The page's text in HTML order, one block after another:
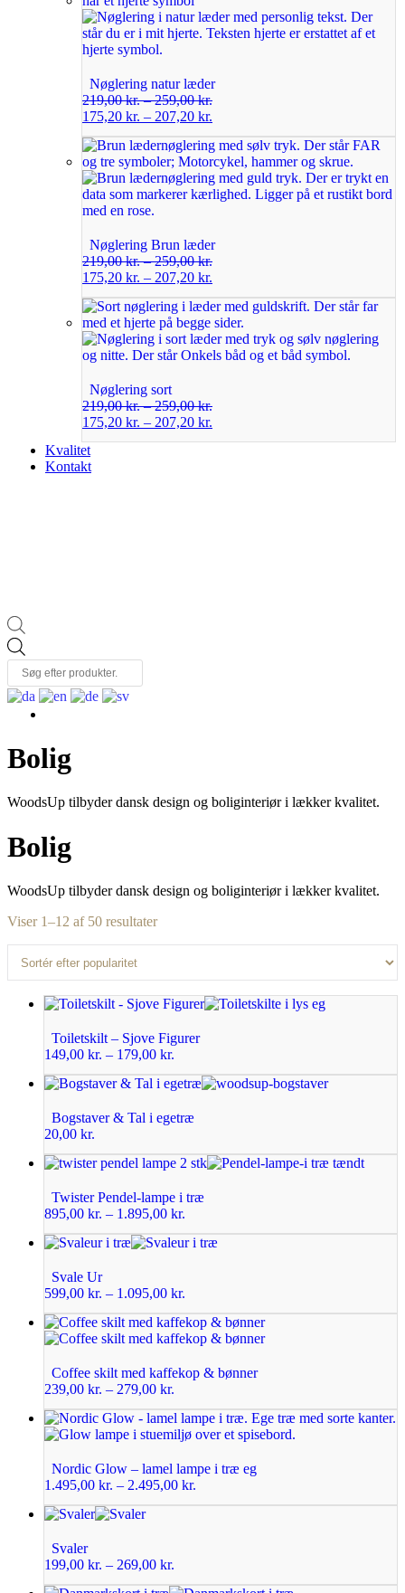
Nøglering natur læder
219,00kr.–259,00kr.
175,20 kr. – 207,20 kr.
Nøglering Brun læder
219,00kr.–259,00kr.
175,20 kr. – 207,20 kr.
Nøglering sort
219,00kr.–259,00kr.
175,20 kr. – 207,20 kr.
Kvalitet
Kontakt
search
Bolig
WoodsUp tilbyder dansk design og boliginteriør i lækker kvalitet.
Bolig
WoodsUp tilbyder dansk design og boliginteriør i lækker kvalitet.
Viser 1–12 af 50 resultater
Toiletskilt – Sjove Figurer
149,00 kr. – 179,00 kr.
Bogstaver & Tal i egetræ
20,00 kr.
Twister Pendel-lampe i træ
895,00 kr. – 1.895,00 kr.
Svale Ur
599,00 kr. – 1.095,00 kr.
Coffee skilt med kaffekop & bønner
239,00 kr. – 279,00 kr.
Nordic Glow – lamel lampe i træ eg
1.495,00 kr. – 2.495,00 kr.
Svaler
199,00 kr. – 269,00 kr.